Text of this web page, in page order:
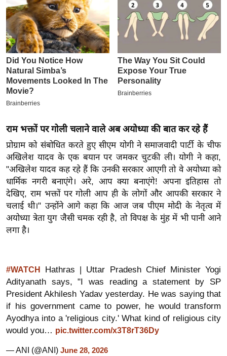
म
ई
-
पे
प
र
मि
सा
बे
मि
सा
ल
श
ख्सि
य
ग
इं
डि
या
सा
हि
त्य
राम भक्तों पर गोली चलाने वाले अब अयोध्या की बात कर रहे हैं
प्रोग्राम को संबोधित करते हुए सीएम योगी ने समाजवादी पार्टी के चीफ
अखिलेश यादव के एक बयान पर जमकर चुटकी ली। योगी ने कहा,
"अखिलेश यादव कह रहे हैं कि उनकी सरकार आएगी तो वे अयोध्या को
धार्मिक नगरी बनाएंगे। अरे, आप क्या बनाएंगे! अपना इतिहास तो
देखिए, राम भक्तों पर गोली आप ही के लोगों और आपकी सरकार ने
चलाई थी।" उन्होंने आगे कहा कि आज जब पीएम मोदी के नेतृत्व में
अयोध्या त्रेता युग जैसी चमक रही है, तो विपक्ष के मुंह में भी पानी आने
लगा है।
#WATCH
Hathras | Uttar Pradesh Chief Minister Yogi
Adityanath says, "I was reading a statement by SP
President Akhilesh Yadav yesterday. He was saying that
if his government came to power, he would transform
Ayodhya into a 'religious city.' What kind of religious city
would you… pic.twitter.com/x3T8rT36Dy
— ANI (@ANI) June 28, 2026